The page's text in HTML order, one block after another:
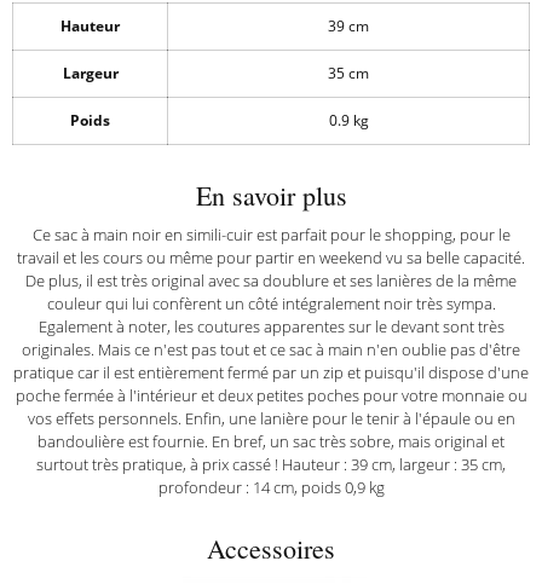
Hauteur 39 cm
Largeur 35 cm
Poids 0.9 kg
En savoir plus
Ce sac à main noir en simili-cuir est parfait pour le shopping, pour le
travail et les cours ou même pour partir en weekend vu sa belle capacité.
De plus, il est très original avec sa doublure et ses lanières de la même
couleur qui lui confèrent un côté intégralement noir très sympa.
Egalement à noter, les coutures apparentes sur le devant sont très
originales. Mais ce n'est pas tout et ce sac à main n'en oublie pas d'être
pratique car il est entièrement fermé par un zip et puisqu'il dispose d'une
poche fermée à l'intérieur et deux petites poches pour votre monnaie ou
vos effets personnels. Enfin, une lanière pour le tenir à l'épaule ou en
bandoulière est fournie. En bref, un sac très sobre, mais original et
surtout très pratique, à prix cassé ! Hauteur : 39 cm, largeur : 35 cm,
profondeur : 14 cm, poids 0,9 kg
Accessoires